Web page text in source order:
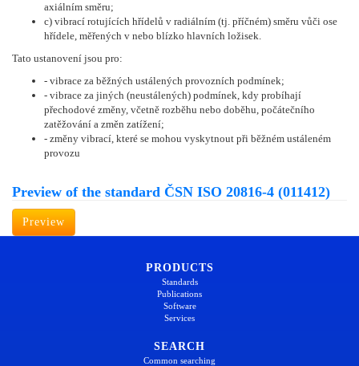
axiálním směru;
c) vibrací rotujících hřídelů v radiálním (tj. příčném) směru vůči ose
hřídele, měřených v nebo blízko hlavních ložisek.
Tato ustanovení jsou pro:
- vibrace za běžných ustálených provozních podmínek;
- vibrace za jiných (neustálených) podmínek, kdy probíhají
přechodové změny, včetně rozběhu nebo doběhu, počátečního
zatěžování a změn zatížení;
- změny vibrací, které se mohou vyskytnout při běžném ustáleném
provozu
Preview of the standard ČSN ISO 20816-4 (011412)
Preview
PRODUCTS
Standards
Publications
Software
Services
SEARCH
Common searching